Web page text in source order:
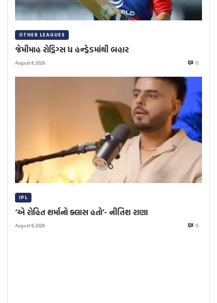
OTHER LEAGUES
જેમીમાહ રોડ્રિગ્સ ધ હન્ડ્રેડમાંથી બહાર
August 8, 2026 0
IPL
‘એ રોહિત શર્માનો ક્લાસ હતો’- નીતિશ રાણા
August 8, 2026 0